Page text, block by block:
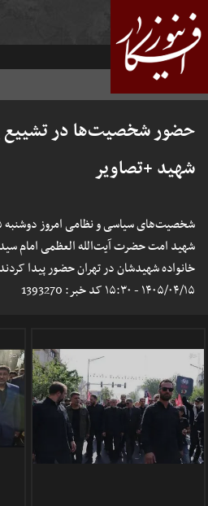
حضور شخصیت‌ها در تشییع
شهید +تصاویر
شهید امت حضرت آیت‌الله العظمی امام
خانواده شهیدشان در تهران حضور پیدا
۱۴۰۵/۰۴/۱۵ - ۱۵:۳۰
کد خبر:1393270